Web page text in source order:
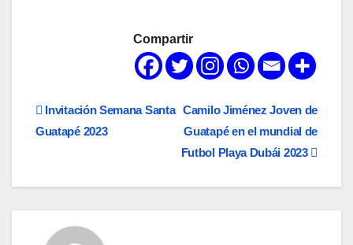
Compartir
Navegación
entradas
Camilo Jiménez Joven de
Guatapé en el mundial de
Futbol Playa Dubái 2023
Invitación Semana Santa
Guatapé 2023